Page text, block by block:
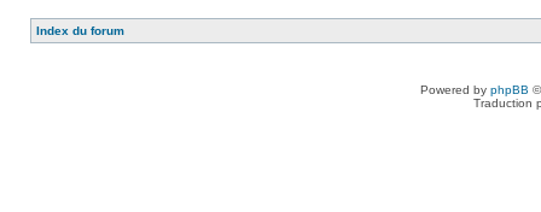
Index du forum
Powered by phpBB
Traduction